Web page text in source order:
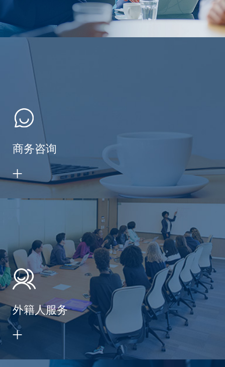
商务咨询
外籍人服务